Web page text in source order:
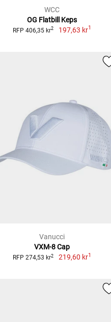
WCC
OG Flatbill Keps
RFP 406,35 kr2 197,63 kr1
Vanucci
VXM-8 Cap
RFP 274,53 kr2 219,60 kr1